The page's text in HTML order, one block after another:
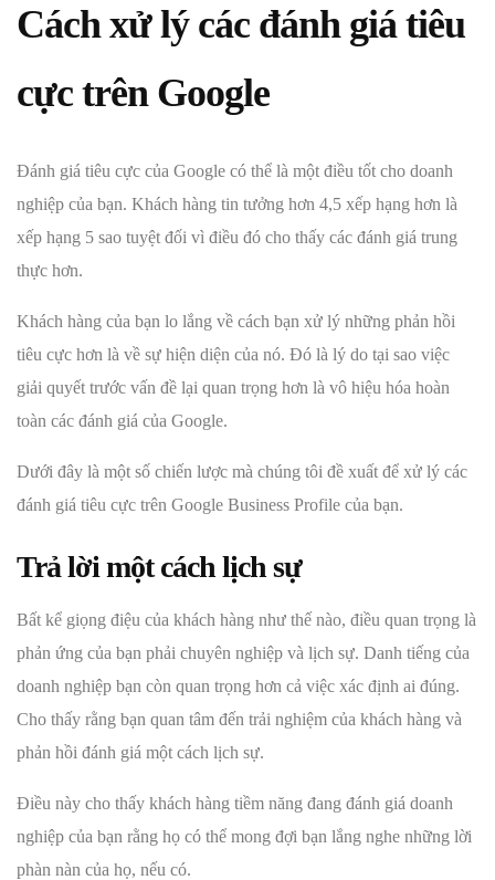
Cách xử lý các đánh giá tiêu
cực trên Google
Đánh giá tiêu cực của Google có thể là một điều tốt cho doanh
nghiệp của bạn. Khách hàng tin tưởng hơn 4,5 xếp hạng hơn là
xếp hạng 5 sao tuyệt đối vì điều đó cho thấy các đánh giá trung
thực hơn.
Khách hàng của bạn lo lắng về cách bạn xử lý những phản hồi
tiêu cực hơn là về sự hiện diện của nó. Đó là lý do tại sao việc
giải quyết trước vấn đề lại quan trọng hơn là vô hiệu hóa hoàn
toàn các đánh giá của Google.
Dưới đây là một số chiến lược mà chúng tôi đề xuất để xử lý các
đánh giá tiêu cực trên Google Business Profile của bạn.
Trả lời một cách lịch sự
Bất kể giọng điệu của khách hàng như thế nào, điều quan trọng là
phản ứng của bạn phải chuyên nghiệp và lịch sự. Danh tiếng của
doanh nghiệp bạn còn quan trọng hơn cả việc xác định ai đúng.
Cho thấy rằng bạn quan tâm đến trải nghiệm của khách hàng và
phản hồi đánh giá một cách lịch sự.
Điều này cho thấy khách hàng tiềm năng đang đánh giá doanh
nghiệp của bạn rằng họ có thể mong đợi bạn lắng nghe những lời
phàn nàn của họ, nếu có.